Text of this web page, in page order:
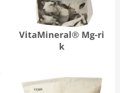
VitaMineral® Mg-ri
k